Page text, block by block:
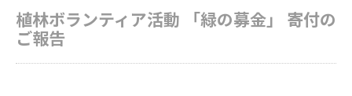
植林ボランティア活動 「緑の募金」 寄付の
ご報告